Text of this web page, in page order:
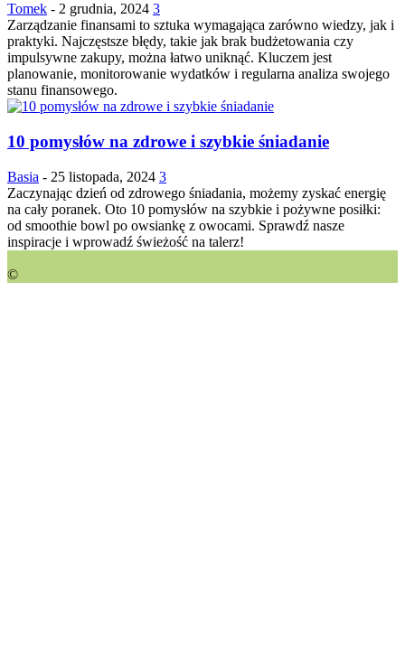
Tomek - 2 grudnia, 2024 3
Zarządzanie finansami to sztuka wymagająca zarówno wiedzy, jak i
praktyki. Najczęstsze błędy, takie jak brak budżetowania czy
impulsywne zakupy, można łatwo uniknąć. Kluczem jest
planowanie, monitorowanie wydatków i regularna analiza swojego
stanu finansowego.
10 pomysłów na zdrowe i szybkie śniadanie
Basia - 25 listopada, 2024 3
Zaczynając dzień od zdrowego śniadania, możemy zyskać energię
na cały poranek. Oto 10 pomysłów na szybkie i pożywne posiłki:
od smoothie bowl po owsiankę z owocami. Sprawdź nasze
inspiracje i wprowadź świeżość na talerz!
©